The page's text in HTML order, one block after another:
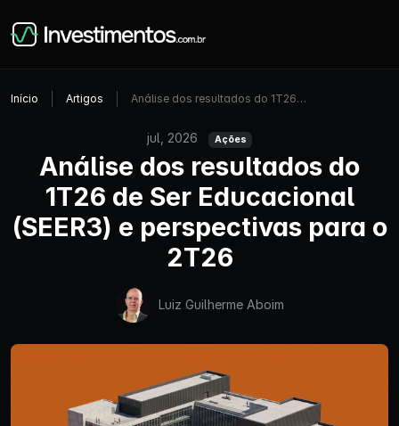
Início Artigos Análise dos resultados do 1T26…
jul, 2026 Ações
Análise dos resultados do
1T26 de Ser Educacional
(SEER3) e perspectivas para o
2T26
Luiz Guilherme Aboim